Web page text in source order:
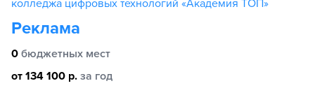
колледжа цифровых технологий «Академия ТОП»
Реклама
0 бюджетных мест
от 134 100 р. за год